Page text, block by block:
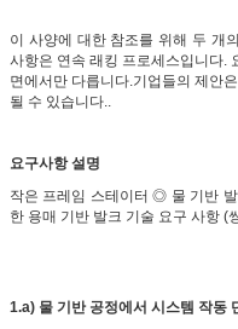
이 사양에 대한 참조를 위해 두 개
사항은 연속 래킹 프로세스입니다.
면에서만 다릅니다.기업들의 제안
될 수 있습니다..
요구사항 설명
작은 프레임 스테이터 ◎ 물 기반
한 용매 기반 발크 기술 요구 사항 (
1.a) 물 기반 공정에서 시스템 작동